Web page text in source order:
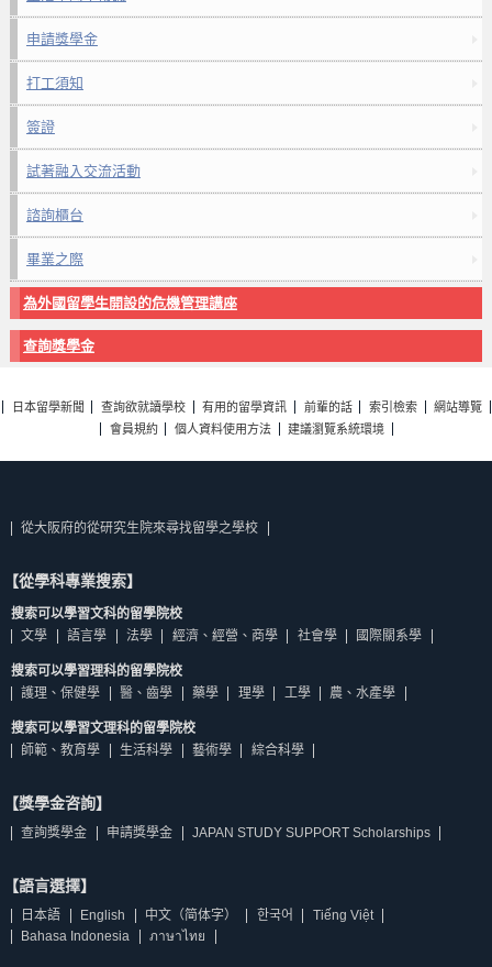
申請獎學金
打工須知
簽證
試著融入交流活動
諮詢櫃台
畢業之際
為外國留學生開設的危機管理講座
查詢獎學金
日本留學新聞 查詢欲就讀學校 有用的留學資訊 前輩的話 索引檢索
網站導覽
會員規約
個人資料使用方法 建議瀏覽系統環境
從大阪府的從研究生院來尋找留學之學校
【從學科專業搜索】
搜索可以學習文科的留學院校
文學
語言學 法學 經濟、經營、商學 社會學 國際關系學
搜索可以學習理科的留學院校
護理、保健學
醫、齒學 藥學 理學 工學 農、水產學
搜索可以學習文理科的留學院校
師範、教育學
生活科學 藝術學 綜合科學
【獎學金咨詢】
查詢獎學金 申請獎學金 JAPAN STUDY SUPPORT Scholarships
【語言選擇】
日本語 English 中文（简体字） 한국어
Tiếng Việt
Bahasa Indonesia
ภาษาไทย